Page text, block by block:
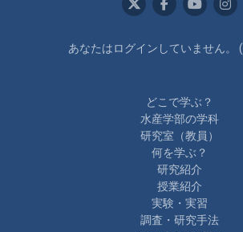
あなたはログインしていません。 (
どこで学ぶ？
水産学部の学科
研究室（教員）
何を学ぶ？
研究紹介
授業紹介
実験・実習
調査・研究手法